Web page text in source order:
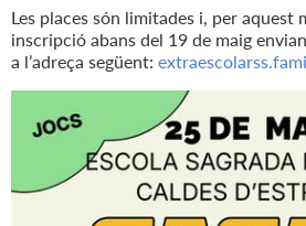
Les places són limitades i, per
inscripció abans del 19 de maig
a l’adreça següent: